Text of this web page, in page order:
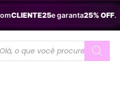
CLIENTE25e garanta25% OFF.